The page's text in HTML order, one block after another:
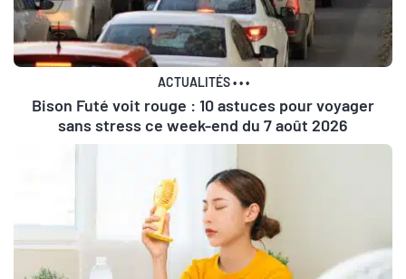
ACTUALITÉS•••
Bison Futé voit rouge : 10 astuces pour voyager
sans stress ce week-end du 7 août 2026